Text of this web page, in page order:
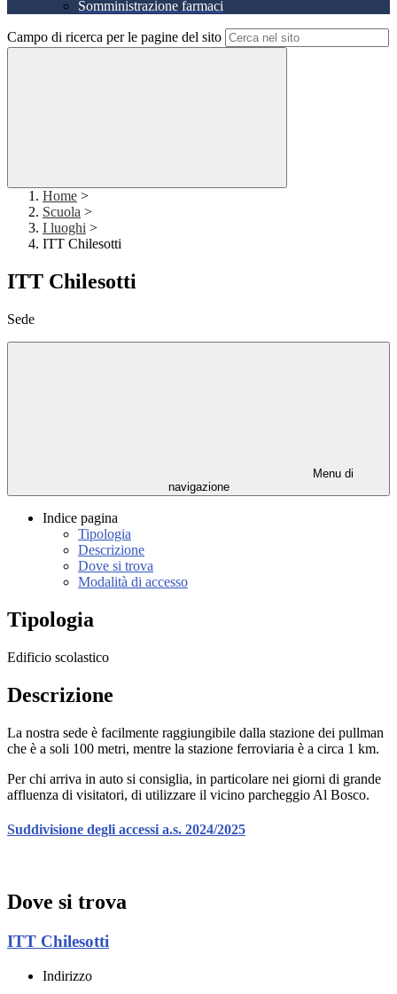
Somministrazione farmaci
Campo di ricerca per le pagine del sito
Home >
Scuola >
I luoghi >
ITT Chilesotti
ITT Chilesotti
Sede
Menu di
navigazione
Indice pagina
Tipologia
Descrizione
Dove si trova
Modalità di accesso
Tipologia
Edificio scolastico
Descrizione
La nostra sede è facilmente raggiungibile dalla stazione dei pullman
che è a soli 100 metri, mentre la stazione ferroviaria è a circa 1 km.
Per chi arriva in auto si consiglia, in particolare nei giorni di grande
affluenza di visitatori, di utilizzare il vicino parcheggio Al Bosco.
Suddivisione degli accessi a.s. 2024/2025
Dove si trova
ITT Chilesotti
Indirizzo